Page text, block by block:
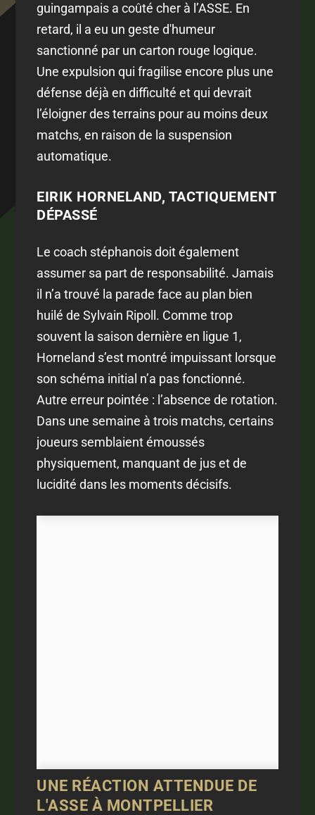
guingampais a coûté cher à l’ASSE. En
retard, il a eu un geste d'humeur
sanctionné par un carton rouge logique.
Une expulsion qui fragilise encore plus une
défense déjà en difficulté et qui devrait
l’éloigner des terrains pour au moins deux
matchs, en raison de la suspension
automatique.
EIRIK HORNELAND, TACTIQUEMENT
DÉPASSÉ
Le coach stéphanois doit également
assumer sa part de responsabilité. Jamais
il n’a trouvé la parade face au plan bien
huilé de Sylvain Ripoll. Comme trop
souvent la saison dernière en ligue 1,
Horneland s’est montré impuissant lorsque
son schéma initial n’a pas fonctionné.
Autre erreur pointée : l’absence de rotation.
Dans une semaine à trois matchs, certains
joueurs semblaient émoussés
physiquement, manquant de jus et de
lucidité dans les moments décisifs.
UNE RÉACTION ATTENDUE DE
L'ASSE À MONTPELLIER